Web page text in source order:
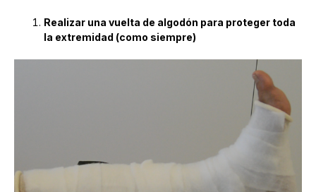
Realizar una vuelta de algodón para proteger toda
la extremidad (como siempre)